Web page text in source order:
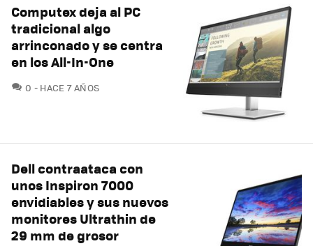
Computex deja al PC
tradicional algo
arrinconado y se centra
en los All-In-One
0 COMENTARIOS
HACE 7 AÑOS
Dell contraataca con
unos Inspiron 7000
envidiables y sus nuevos
monitores Ultrathin de
29 mm de grosor